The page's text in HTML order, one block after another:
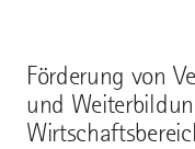
Förderung von
und